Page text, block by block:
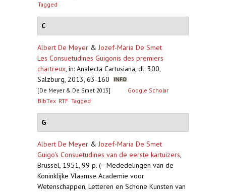
Tagged
C
Albert De Meyer & Jozef-Maria De Smet
Les Consuetudines Guigonis des premiers
chartreux, in: Analecta Cartusiana, dl. 300,
Salzburg, 2013, 63-160
[De Meyer & De Smet 2013]
Google Scholar
BibTex RTF Tagged
G
Albert De Meyer & Jozef-Maria De Smet
Guigo's Consuetudines van de eerste kartuizers,
Brussel, 1951, 99 p. (= Mededelingen van de
Koninklijke Vlaamse Academie voor
Wetenschappen, Letteren en Schone Kunsten van